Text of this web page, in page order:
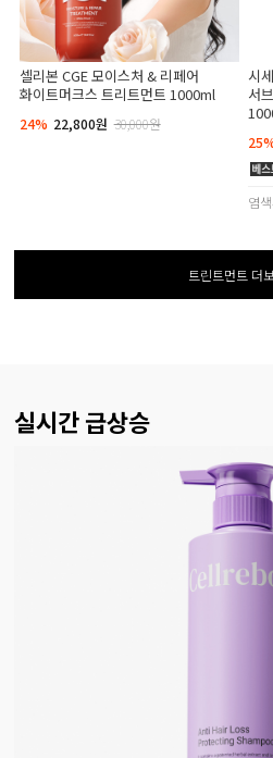
셀리본 CGE 모이스처 & 리페어
화이트머크스 트리트먼트 1000ml
24% 22,800원 30,000원
시
서
염
트린트먼트 더
실시간 급상승